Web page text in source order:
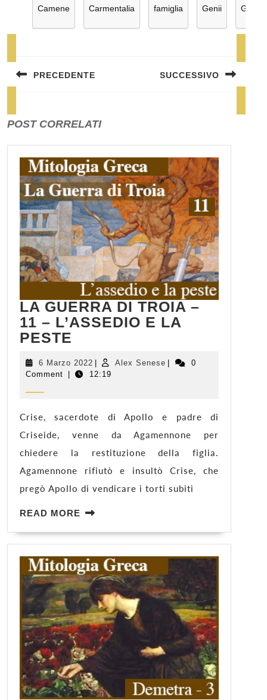
Camene Carmentalia famiglia Genii Genius
PRECEDENTE SUCCESSIVO
POST CORRELATI
LA GUERRA DI TROIA –
11 – L’ASSEDIO E LA
PESTE
DI
TROIA
–
L’ASSEDIO
E
LA
PESTE
6 Marzo 2022 6
Marzo
Alex Senese Alex
0
Comment
12:19
Crise, sacerdote di Apollo e padre di
Criseide, venne da Agamennone per
chiedere la restituzione della figlia.
Agamennone rifiutò e insultò Crise, che
pregò Apollo di vendicare i torti subiti
READ MORE READ